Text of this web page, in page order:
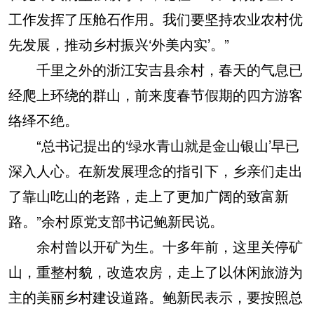
工作发挥了压舱石作用。我们要坚持农业农村优
先发展，推动乡村振兴‘外美内实’。”
千里之外的浙江安吉县余村，春天的气息已
经爬上环绕的群山，前来度春节假期的四方游客
络绎不绝。
“总书记提出的‘绿水青山就是金山银山’早已
深入人心。在新发展理念的指引下，乡亲们走出
了靠山吃山的老路，走上了更加广阔的致富新
路。”余村原党支部书记鲍新民说。
余村曾以开矿为生。十多年前，这里关停矿
山，重整村貌，改造农房，走上了以休闲旅游为
主的美丽乡村建设道路。鲍新民表示，要按照总